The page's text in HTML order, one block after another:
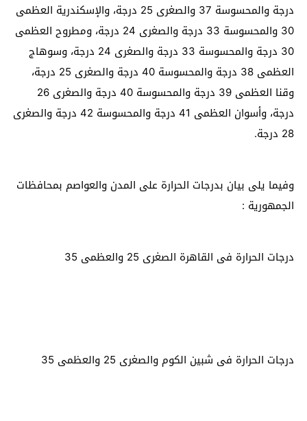
درجة والمحسوسة 37 والصغرى 25 درجة، والإسكندرية العظمى
30 والمحسوسة 33 درجة والصغرى 24 درجة، ومطروح العظمى
30 درجة والمحسوسة 33 درجة والصغرى 24 درجة، وسوهاج
العظمى 38 درجة والمحسوسة 40 درجة والصغرى 25 درجة،
وقنا العظمى 39 درجة والمحسوسة 40 درجة والصغرى 26
درجة، وأسوان العظمى 41 درجة والمحسوسة 42 درجة والصغرى
28 درجة
.
وفيما يلى بيان بدرجات الحرارة على المدن والعواصم بمحافظات
الجمهورية :
درجات الحرارة فى القاهرة الصغرى 25 والعظمى 35
درجات الحرارة فى شبين الكوم والصغرى 25 والعظمى 35